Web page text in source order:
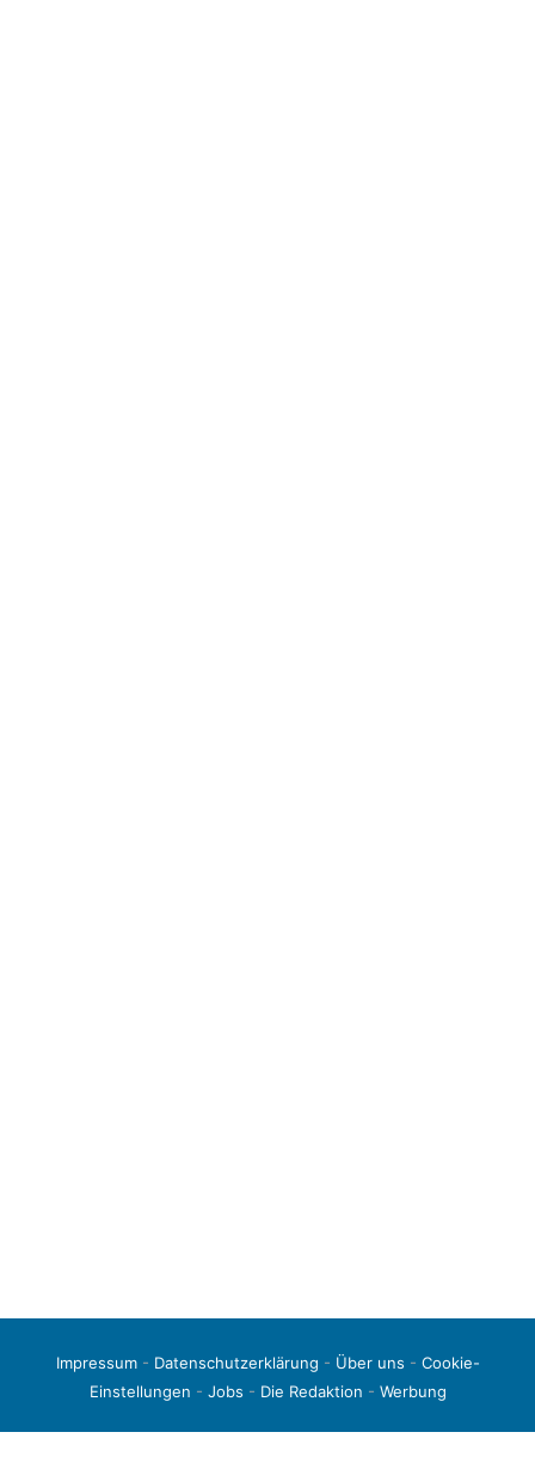
Impressum- Datenschutzerklärung - Über uns - Cookie-
Einstellungen - Jobs - Die Redaktion - Werbung